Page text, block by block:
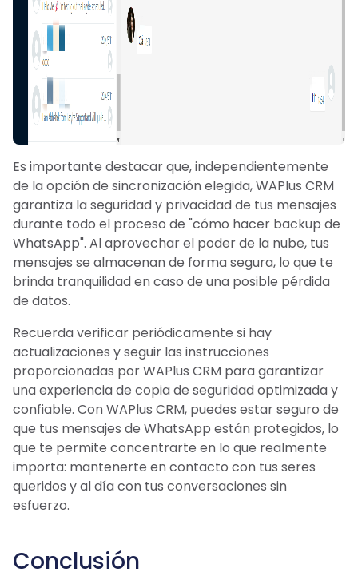
Es importante destacar que, independientemente
de la opción de sincronización elegida, WAPlus CRM
garantiza la seguridad y privacidad de tus mensajes
durante todo el proceso de "cómo hacer backup de
WhatsApp". Al aprovechar el poder de la nube, tus
mensajes se almacenan de forma segura, lo que te
brinda tranquilidad en caso de una posible pérdida
de datos.
Recuerda verificar periódicamente si hay
actualizaciones y seguir las instrucciones
proporcionadas por WAPlus CRM para garantizar
una experiencia de copia de seguridad optimizada y
confiable. Con WAPlus CRM, puedes estar seguro de
que tus mensajes de WhatsApp están protegidos, lo
que te permite concentrarte en lo que realmente
importa: mantenerte en contacto con tus seres
queridos y al día con tus conversaciones sin
esfuerzo.
Conclusión